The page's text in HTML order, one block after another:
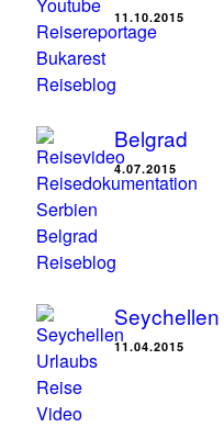
11.10.2015
Belgrad
4.07.2015
Seychellen
11.04.2015